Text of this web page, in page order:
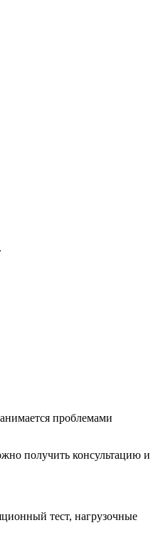
проблемами
получить консультацию и
тест, нагрузочные